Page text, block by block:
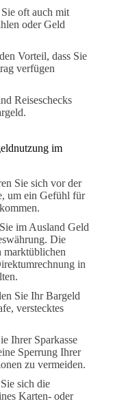
oft auch mit
oder Geld
Vorteil, dass Sie
verfügen
Reiseschecks
im
Sie sich vor der
um ein Gefühl für
im Ausland Geld
Die
marktüblichen
in
Sie Ihr Bargeld
verstecktes
Ihrer Sparkasse
Sperrung Ihrer
zu vermeiden.
sich die
Karten- oder